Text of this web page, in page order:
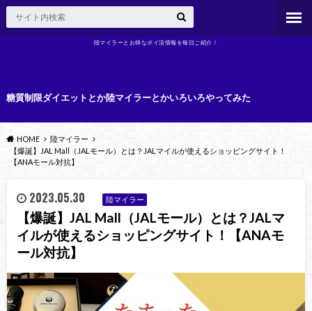
陸マイラーとお得なポイ活情報を毎日ご紹介！
糖質制限ダイエットとか陸マイラーとかいろいろやってみた
HOME
陸マイラー
【爆誕】JAL Mall（JALモール）とは？JALマイルが使えるショッピングサイト！
【ANAモール対抗】
2023.05.30 陸マイラー
【爆誕】JAL Mall（JALモール）とは？JALマ
イルが使えるショッピングサイト！【ANAモ
ール対抗】